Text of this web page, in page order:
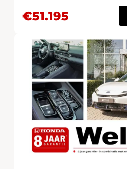
€51.195